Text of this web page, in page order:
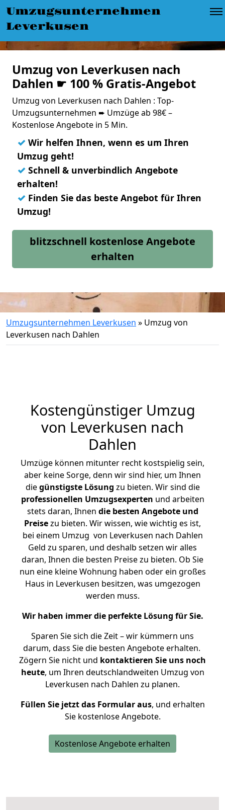
Umzugsunternehmen
Leverkusen
Umzug von Leverkusen nach
Dahlen ☛ 100 % Gratis-Angebot
Umzug von Leverkusen nach Dahlen : Top-
Umzugsunternehmen ➨ Umzüge ab 98€ –
Kostenlose Angebote in 5 Min.
✓ Wir helfen Ihnen, wenn es um Ihren
Umzug geht!
✓ Schnell & unverbindlich Angebote
erhalten!
✓ Finden Sie das beste Angebot für Ihren
Umzug!
blitzschnell kostenlose Angebote
erhalten
Umzugsunternehmen Leverkusen » Umzug von
Leverkusen nach Dahlen
Kostengünstiger Umzug
von Leverkusen nach
Dahlen
Umzüge können mitunter recht kostspielig sein,
aber keine Sorge, denn wir sind hier, um Ihnen
diegünstigste Lösung zu bieten. Wir sind die
professionellen Umzugsexperten und arbeiten
stets daran, Ihnen die besten Angebote und
Preisezu bieten. Wir wissen, wie wichtig es ist,
bei einem Umzug von Leverkusen nach Dahlen
Geld zu sparen, und deshalb setzen wir alles
daran, Ihnen die besten Preise zu bieten. Ob Sie
nun eine kleine Wohnung haben oder ein großes
Haus in Leverkusen besitzen, was umgezogen
werden muss.
Wir haben immer die perfekte Lösung für Sie.
Sparen Sie sich die Zeit – wir kümmern uns
darum, dass Sie die besten Angebote erhalten.
Zögern Sie nicht und kontaktieren Sie uns noch
heute, um Ihren deutschlandweiten Umzug von
Leverkusen nach Dahlen zu planen.
Füllen Sie jetzt das Formular aus, und erhalten
Sie kostenlose Angebote.
Kostenlose Angebote erhalten